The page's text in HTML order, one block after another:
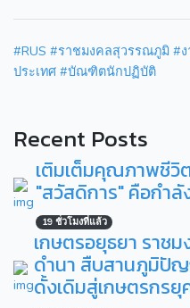
#RUS #ราชมงคลสุวรรณภูมิ #
ประเทศ #บัณฑิตนักปฏิบัติ
Recent Posts
เติมเต็มคุณภาพชีวิ
"สวัสดิการ" คือกำลั
19 ชั่วโมงที่แล้ว
เกษตรอยุธยา ราช
ดำนา สืบสานภูมิปั
ดั้งเดิมสู่เกษตรกรยุ